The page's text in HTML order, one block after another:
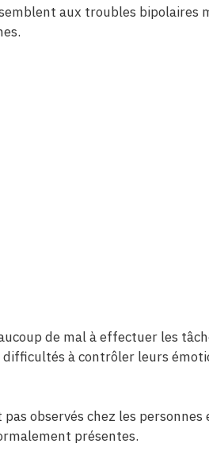
aux troubles bipolaires
de mal à effectuer les
à contrôler leurs
observés chez les
présentes.